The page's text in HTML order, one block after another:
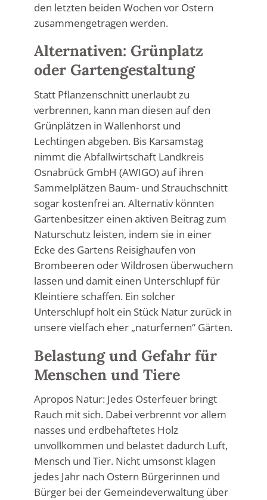
den letzten beiden Wochen vor Ostern
zusammengetragen werden.
Alternativen: Grünplatz
oder Gartengestaltung
Statt Pflanzenschnitt unerlaubt zu
verbrennen, kann man diesen auf den
Grünplätzen in Wallenhorst und
Lechtingen abgeben. Bis Karsamstag
nimmt die Abfallwirtschaft Landkreis
Osnabrück GmbH (AWIGO) auf ihren
Sammelplätzen Baum- und Strauchschnitt
sogar kostenfrei an. Alternativ könnten
Gartenbesitzer einen aktiven Beitrag zum
Naturschutz leisten, indem sie in einer
Ecke des Gartens Reisighaufen von
Brombeeren oder Wildrosen überwuchern
lassen und damit einen Unterschlupf für
Kleintiere schaffen. Ein solcher
Unterschlupf holt ein Stück Natur zurück in
unsere vielfach eher „naturfernen“ Gärten.
Belastung und Gefahr für
Menschen und Tiere
Apropos Natur: Jedes Osterfeuer bringt
Rauch mit sich. Dabei verbrennt vor allem
nasses und erdbehaftetes Holz
unvollkommen und belastet dadurch Luft,
Mensch und Tier. Nicht umsonst klagen
jedes Jahr nach Ostern Bürgerinnen und
Bürger bei der Gemeindeverwaltung über